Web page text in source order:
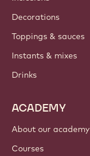
Decorations
Toppings & sauces
Instants & mixes
Drinks
ACADEMY
About our academy
Courses